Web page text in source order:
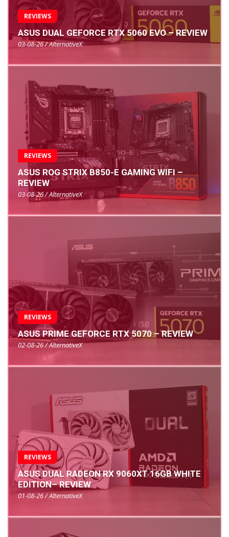
REVIEWS
ASUS DUAL GEFORCE RTX 5060 EVO – REVIEW
03-08-26 / AlternativeX
REVIEWS
ASUS ROG STRIX B850-E GAMING WIFI –
REVIEW
03-08-26 / AlternativeX
REVIEWS
ASUS PRIME GEFORCE RTX 5070 – REVIEW
02-08-26 / AlternativeX
REVIEWS
ASUS DUAL RADEON RX 9060XT 16GB WHITE
EDITION– REVIEW
01-08-26 / AlternativeX